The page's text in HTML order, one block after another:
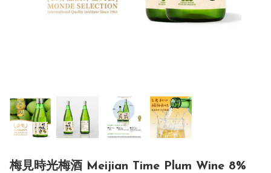
梅見時光梅酒 Meijian Time Plum Wine 8%